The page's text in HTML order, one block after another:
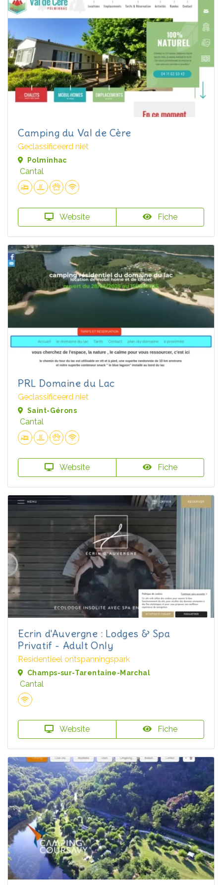
Camping du Val de Cère
Geclassificeerd niet
Polminhac
Cantal
Website Fiche
PRL Domaine du Lac
Geclassificeerd niet
Saint-Gérons
Cantal
Website Fiche
Ecrin d'Auvergne : Lodges & Spa
Privatif - Adult Only
Residentieel ontspanningspark
Champs-sur-Tarentaine-Marchal
Cantal
Website Fiche